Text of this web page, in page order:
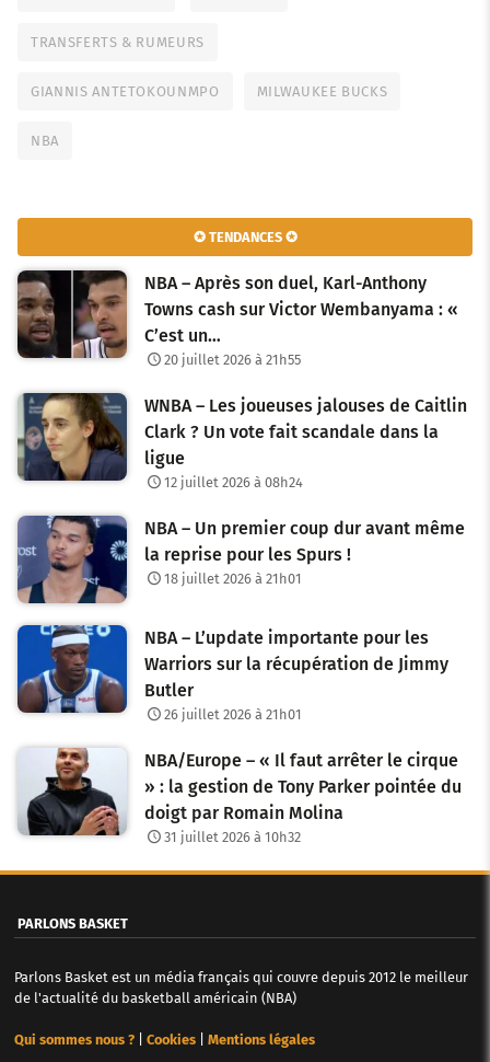
TRANSFERTS & RUMEURS
GIANNIS ANTETOKOUNMPO MILWAUKEE BUCKS
NBA
✪ TENDANCES ✪
NBA – Après son duel, Karl-Anthony
Towns cash sur Victor Wembanyama : «
C’est un…
20 juillet 2026 à 21h55
WNBA – Les joueuses jalouses de Caitlin
Clark ? Un vote fait scandale dans la
ligue
12 juillet 2026 à 08h24
NBA – Un premier coup dur avant même
la reprise pour les Spurs !
18 juillet 2026 à 21h01
NBA – L’update importante pour les
Warriors sur la récupération de Jimmy
Butler
26 juillet 2026 à 21h01
NBA/Europe – « Il faut arrêter le cirque
» : la gestion de Tony Parker pointée du
doigt par Romain Molina
31 juillet 2026 à 10h32
PARLONS BASKET
Parlons Basket est un média français qui couvre depuis 2012 le meilleur
de l'actualité du basketball américain (NBA)
Qui sommes nous ?| Cookies| Mentions légales